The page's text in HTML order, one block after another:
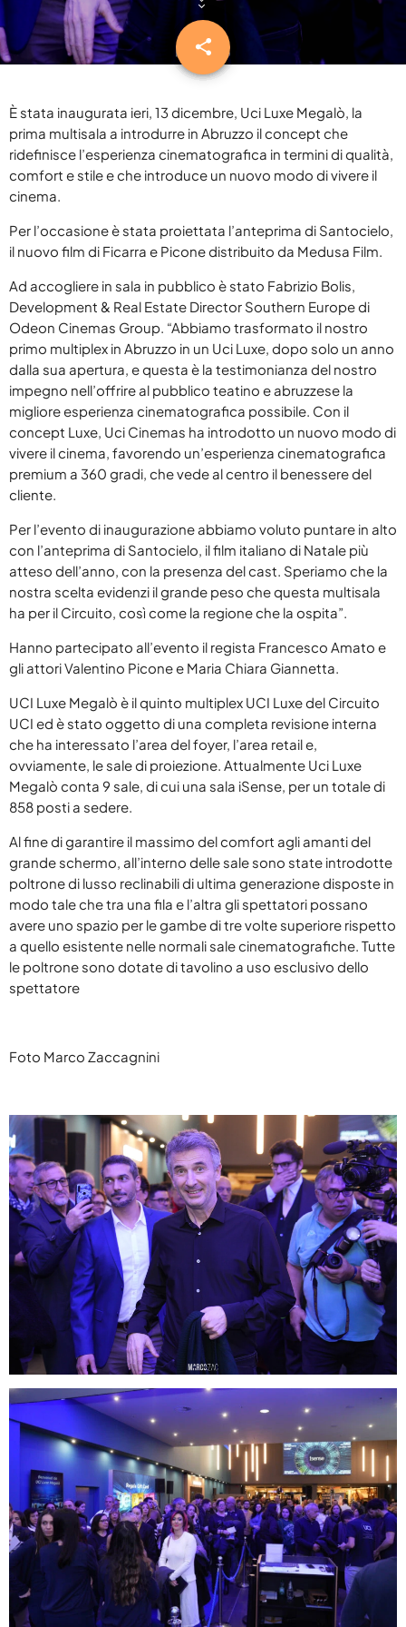
DELTA 1 BREAKFAST
SPECIALE SANREMO 2026
IL METEO
JAZID ON AIR
DELTA1 CINEMA
OSPITI
BLOG
ABRUZZO
EVENTI
ATTUALITÀ
MUSICA
RADIO DELTA 1 LIVE
CLASSIFICHE keyboard_arrow_down
TOP 10 2025
YOUR SONG
CONTATTACI
PRIVACY POLICY
GDPR DIRITTO ALL’OBLIO
ARCHIVI
Luglio 2026
Maggio 2026
Aprile 2026
Marzo 2026
Febbraio 2026
Gennaio 2026
Dicembre 2025
Novembre 2025
Ottobre 2025
Settembre 2025
Agosto 2025
Luglio 2025
Giugno 2025
Maggio 2025
Aprile 2025
Marzo 2025
Gennaio 2025
Settembre 2024
Luglio 2024
Giugno 2024
Maggio 2024
Aprile 2024
Marzo 2024
Febbraio 2024
Gennaio 2024
Dicembre 2023
Novembre 2023
CATEGORIE
Abruzzo
Amore e relazioni
Attualità
share
email
È stata inaugurata ieri, 13 dicembre, Uci Luxe Megalò, la
prima multisala a introdurre in Abruzzo il concept che
ridefinisce l’esperienza cinematografica in termini di qualità,
comfort e stile e che introduce un nuovo modo di vivere il
cinema.
Per l’occasione è stata proiettata l’anteprima di Santocielo,
il nuovo film di Ficarra e Picone distribuito da Medusa Film.
Ad accogliere in sala in pubblico è stato Fabrizio Bolis,
Development & Real Estate Director Southern Europe di
Odeon Cinemas Group. “Abbiamo trasformato il nostro
primo multiplex in Abruzzo in un Uci Luxe, dopo solo un anno
dalla sua apertura, e questa è la testimonianza del nostro
impegno nell’offrire al pubblico teatino e abruzzese la
migliore esperienza cinematografica possibile. Con il
concept Luxe, Uci Cinemas ha introdotto un nuovo modo di
vivere il cinema, favorendo un’esperienza cinematografica
premium a 360 gradi, che vede al centro il benessere del
cliente.
Per l’evento di inaugurazione abbiamo voluto puntare in alto
con l’anteprima di Santocielo, il film italiano di Natale più
atteso dell’anno, con la presenza del cast. Speriamo che la
nostra scelta evidenzi il grande peso che questa multisala
ha per il Circuito, così come la regione che la ospita”.
Hanno partecipato all’evento il regista Francesco Amato e
gli attori Valentino Picone e Maria Chiara Giannetta.
UCI Luxe Megalò è il quinto multiplex UCI Luxe del Circuito
UCI ed è stato oggetto di una completa revisione interna
che ha interessato l’area del foyer, l’area retail e,
ovviamente, le sale di proiezione. Attualmente Uci Luxe
Megalò conta 9 sale, di cui una sala iSense, per un totale di
858 posti a sedere.
Al fine di garantire il massimo del comfort agli amanti del
grande schermo, all’interno delle sale sono state introdotte
poltrone di lusso reclinabili di ultima generazione disposte in
modo tale che tra una fila e l’altra gli spettatori possano
avere uno spazio per le gambe di tre volte superiore rispetto
a quello esistente nelle normali sale cinematografiche. Tutte
le poltrone sono dotate di tavolino a uso esclusivo dello
spettatore
Foto Marco Zaccagnini